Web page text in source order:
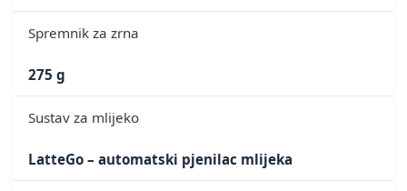
Spremnik za zrna
275 g
Sustav za mlijeko
LatteGo – automatski pjenilac mlijeka